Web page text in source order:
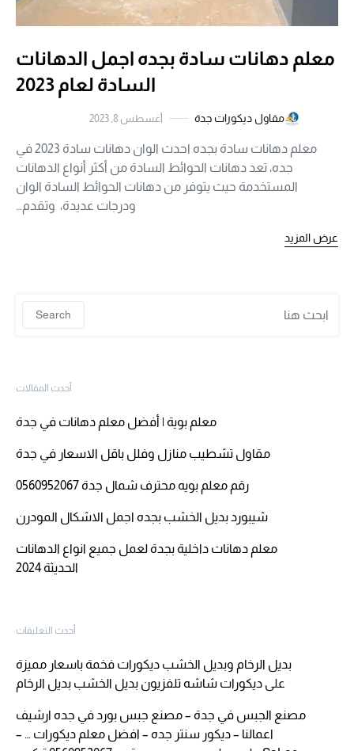
معلم دهانات سادة بجده اجمل الدهانات
السادة لعام 2023
مقاول ديكورات جدة أغسطس 8, 2023
معلم دهانات سادة بجده احدث الوان دهانات سادة 2023 في
جده، تعد دهانات الحوائط السادة من أكثر أنواع الدهانات
المستخدمة حيث يتوفر من دهانات الحوائط السادة الوان
ودرجات عديدة، وتقدم…
عرض المزيد
Search
أحدث المقالات
معلم بوية | أفضل معلم دهانات في جدة
مقاول تشطيب منازل وفلل باقل الاسعار في جدة
رقم معلم بويه محترف شمال جدة 0560952067
شيبورد بديل الخشب بجده اجمل الاشكال المودرن
معلم دهانات داخلية بجدة لعمل جميع انواع الدهانات
الحديثة 2024
أحدث التعليقات
بديل الرخام وبديل الخشب ديكورات فخمة باسعار مميزة
على ديكورات شاشه تلفزيون بديل الخشب بديل الرخام
مصنع الجبس في جدة – مصنع جبس بورد في جده ارشيف
اعمالنا – ديكور سنتر جده – افضل معلم ديكورات … –